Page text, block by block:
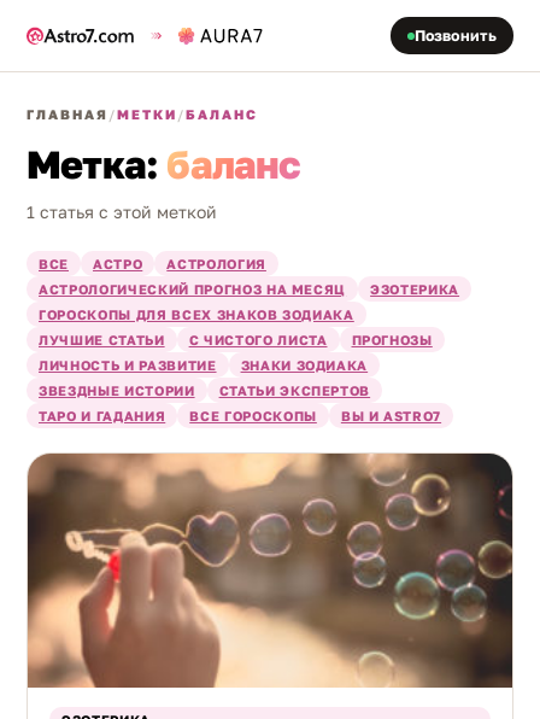
Позвонить
ГЛАВНАЯ /МЕТКИ /БАЛАНС
Метка: баланс
1 статья с этой меткой
ВСЕ АСТРО
АСТРОЛОГИЯ
АСТРОЛОГИЧЕСКИЙ ПРОГНОЗ НА МЕСЯЦ
ЭЗОТЕРИКА
ГОРОСКОПЫ ДЛЯ ВСЕХ ЗНАКОВ ЗОДИАКА
ЛУЧШИЕ СТАТЬИ
С ЧИСТОГО ЛИСТА
ПРОГНОЗЫ
ЛИЧНОСТЬ И РАЗВИТИЕ
ЗНАКИ ЗОДИАКА
ЗВЕЗДНЫЕ ИСТОРИИ
СТАТЬИ ЭКСПЕРТОВ
ТАРО И ГАДАНИЯ
ВСЕ ГОРОСКОПЫ ВЫ И ASTRO7